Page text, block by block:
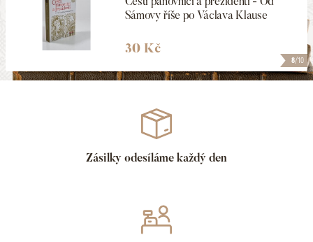
8/10
Sámovy říše po Václava Klause
30 Kč
Zásilky odesíláme každý den